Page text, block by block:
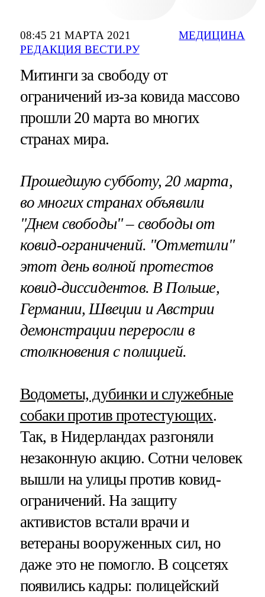
08:45 21 МАРТА 2021
РЕДАКЦИЯ ВЕСТИ.РУ
МЕДИЦИНА
Митинги за свободу от
ограничений из-за ковида массово
прошли 20 марта во многих
странах мира.
Прошедшую субботу, 20 марта,
во многих странах объявили
"Днем свободы" – свободы от
ковид-ограничений. "Отметили"
этот день волной протестов
ковид-диссидентов. В Польше,
Германии, Швеции и Австрии
демонстрации переросли в
столкновения с полицией.
Водометы, дубинки и служебные
собаки против протестующих.
Так, в Нидерландах разгоняли
незаконную акцию. Сотни человек
вышли на улицы против ковид-
ограничений. На защиту
активистов встали врачи и
ветераны вооруженных сил, но
даже это не помогло. В соцсетях
появились кадры: полицейский